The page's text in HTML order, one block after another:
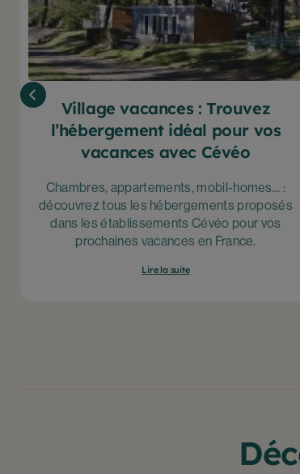
Village vacances : Trouvez
l’hébergement idéal pour vos
vacances avec Cévéo
Chambres, appartements, mobil-homes... :
découvrez tous les hébergements proposés
dans les établissements Cévéo pour vos
prochaines vacances en France.
Lire la suite